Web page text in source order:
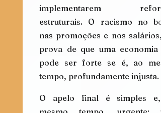
implementarem
estruturais. O racismo no
nas promoções e nos salários,
prova de que uma economia
pode ser forte se é, ao
tempo, profundamente injusta.
O apelo final é simples e,